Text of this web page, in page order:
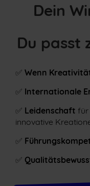
Dein
Du passt
✅ Wenn
✅ Internationale
✅ Leidenschaft für
innovative
✅
✅